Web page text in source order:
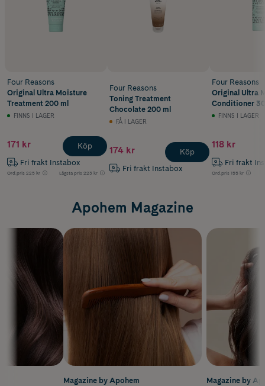
Four Reasons
Original Ultra Moisture
Treatment 200 ml
FINNS I LAGER
171 kr
Fri frakt Instabox
Ord.pris 225 kr Lägsta pris 223 kr
Köp
Four Reasons
Toning Treatment
Chocolate 200 ml
FÅ I LAGER
174 kr
Fri frakt Instabox
Köp
Four Reasons
Original Ultra
Conditioner
FINNS I LAGER
118 kr
Fri frakt
Ord.pris 155 kr
Apohem Magazine
Magazine by
Magazine by Apohem